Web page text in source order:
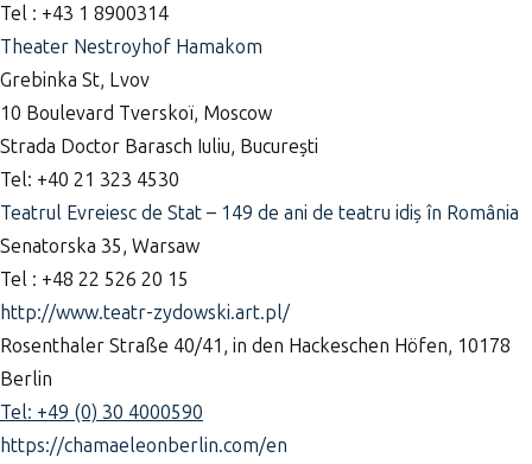
Tel : +43 1 8900314
Theater Nestroyhof Hamakom
Grebinka St, Lvov
10 Boulevard Tverskoï, Moscow
Strada Doctor Barasch Iuliu, București
Tel: +40 21 323 4530
Teatrul Evreiesc de Stat – 149 de ani de teatru idiș în România
Senatorska 35, Warsaw
Tel : +48 22 526 20 15
http://www.teatr-zydowski.art.pl/
Rosenthaler Straße 40/41, in den Hackeschen Höfen, 10178
Berlin
Tel: +49 (0) 30 4000590
https://chamaeleonberlin.com/en